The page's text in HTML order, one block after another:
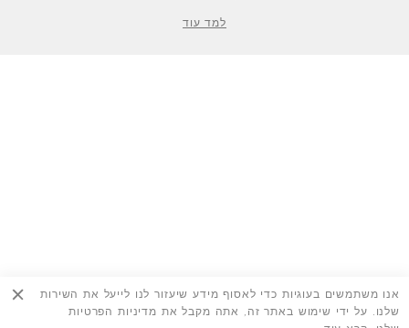
אנו משתמשים בעוגיות כדי לאסוף מידע שיעזור לנו לייעל את השירות
שלנו. על ידי שימוש באתר זה, אתה מקבל את מדיניות הפרטיות
למד עוד